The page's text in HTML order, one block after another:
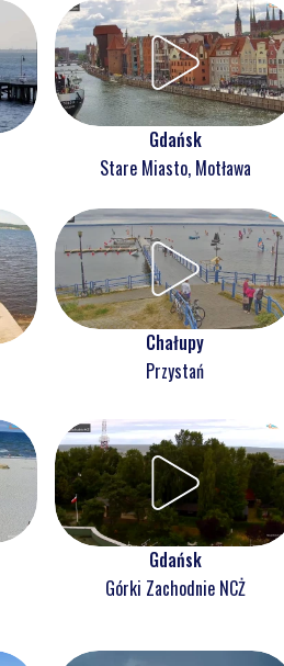
Gdańsk
Stare Miasto, Motława
Chałupy
Przystań
Gdańsk
Górki Zachodnie NCŻ